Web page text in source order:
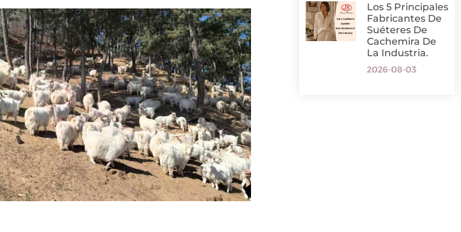
Los 5 Principales
Fabricantes De
Suéteres De
Cachemira De
La Industria.
2026-08-03